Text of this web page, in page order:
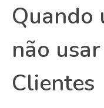
Quando
não
Clientes